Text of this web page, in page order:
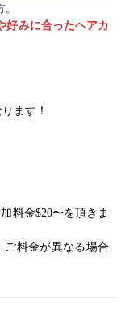
好みに合ったヘアカ
ます！
料金$20〜を頂きま
料金が異なる場合